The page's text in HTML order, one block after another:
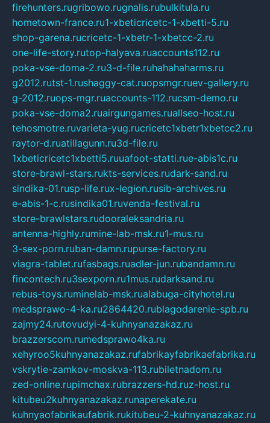
firehunters.rugribowo.rugnalis.rubulkitula.ru
hometown-france.ru1-xbeticricetc-1-xbetti-5.ru
shop-garena.rucricetc-1-xbetr-1-xbetcc-2.ru
one-life-story.rutop-halyava.ruaccounts112.ru
poka-vse-doma-2.ru3-d-file.ruhahahaharms.ru
g2012.rutst-1.rushaggy-cat.ruopsmgr.ruev-gallery.ru
g-2012.ruops-mgr.ruaccounts-112.rucsm-demo.ru
poka-vse-doma2.ruairgungames.ruallseo-host.ru
tehosmotre.ruvarieta-yug.rucricetc1xbetr1xbetcc2.ru
raytor-d.ruatillagunn.ru3d-file.ru
1xbeticricetc1xbetti5.ruuafoot-statti.rue-abis1c.ru
store-brawl-stars.rukts-services.rudark-sand.ru
sindika-01.rusp-life.rux-legion.rusib-archives.ru
e-abis-1-c.rusindika01.ruvenda-festival.ru
store-brawlstars.rudooraleksandria.ru
antenna-highly.rumine-lab-msk.ru1-mus.ru
3-sex-porn.ruban-damn.rupurse-factory.ru
viagra-tablet.rufasbags.ruadler-jun.rubandamn.ru
fincontech.ru3sexporn.ru1mus.rudarksand.ru
rebus-toys.ruminelab-msk.rualabuga-cityhotel.ru
medsprawo-4-ka.ru2864420.rublagodarenie-spb.ru
zajmy24.rutovudyi-4-kuhnyanazakaz.ru
brazzerscom.rumedsprawo4ka.ru
xehyroo5kuhnyanazakaz.rufabrikayfabrikaefabrika.ru
vskrytie-zamkov-moskva-113.rubiletnadom.ru
zed-online.rupimchax.rubrazzers-hd.ruz-host.ru
kitubeu2kuhnyanazakaz.runaperekate.ru
kuhnyaofabrikaufabrik.rukitubeu-2-kuhnyanazakaz.ru